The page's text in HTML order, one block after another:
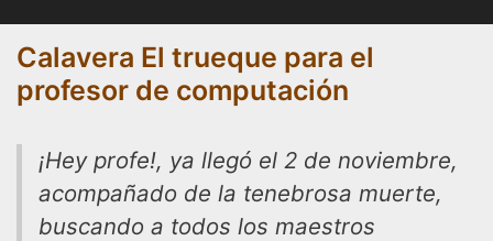
Calavera El trueque para el
profesor de computación
¡Hey profe!, ya llegó el 2 de noviembre,
acompañado de la tenebrosa muerte,
buscando a todos los maestros